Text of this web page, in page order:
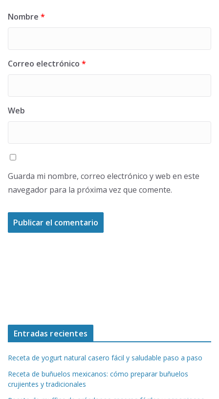
Nombre *
Correo electrónico *
Web
Guarda mi nombre, correo electrónico y web en este
navegador para la próxima vez que comente.
Entradas recientes
Receta de yogurt natural casero fácil y saludable paso a paso
Receta de buñuelos mexicanos: cómo preparar buñuelos
crujientes y tradicionales